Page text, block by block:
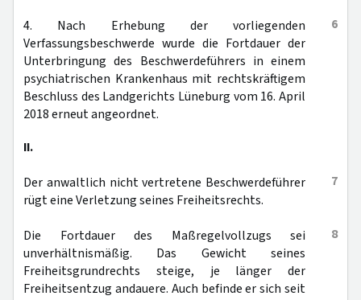
6
4. Nach Erhebung der vorliegenden
Verfassungsbeschwerde wurde die Fortdauer der
Unterbringung des Beschwerdeführers in einem
psychiatrischen Krankenhaus mit rechtskräftigem
Beschluss des Landgerichts Lüneburg vom 16. April
2018 erneut angeordnet.
II.
7
Der anwaltlich nicht vertretene Beschwerdeführer
rügt eine Verletzung seines Freiheitsrechts.
8
Die Fortdauer des Maßregelvollzugs sei
unverhältnismäßig. Das Gewicht seines
Freiheitsgrundrechts steige, je länger der
Freiheitsentzug andauere. Auch befinde er sich seit